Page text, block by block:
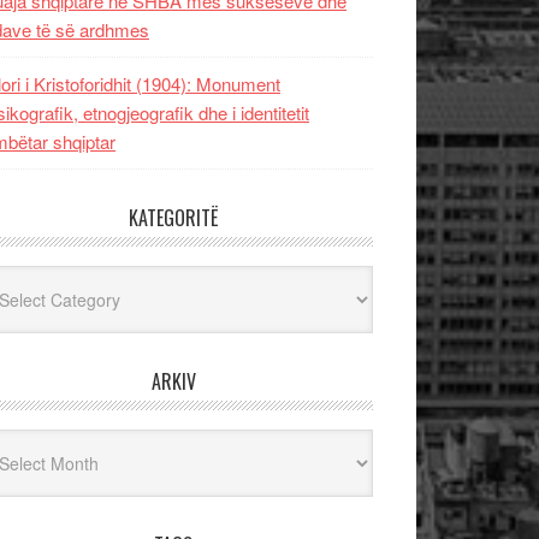
të së ardhmes
i Kristoforidhit (1904): Monument
etnogjeografik dhe i identitetit
shqiptar
KATEGORITË
ARKIV